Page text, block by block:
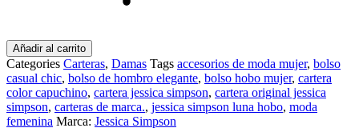
Añadir al carrito
Categories Carteras, Damas Tags accesorios de moda mujer, bolso
casual chic, bolso de hombro elegante, bolso hobo mujer, cartera
color capuchino, cartera jessica simpson, cartera original jessica
simpson, carteras de marca., jessica simpson luna hobo, moda
femenina Marca: Jessica Simpson